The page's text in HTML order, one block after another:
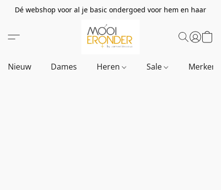
Dé webshop voor al je basic ondergoed voor hem en haar
Nieuw Dames Heren Sale Merken